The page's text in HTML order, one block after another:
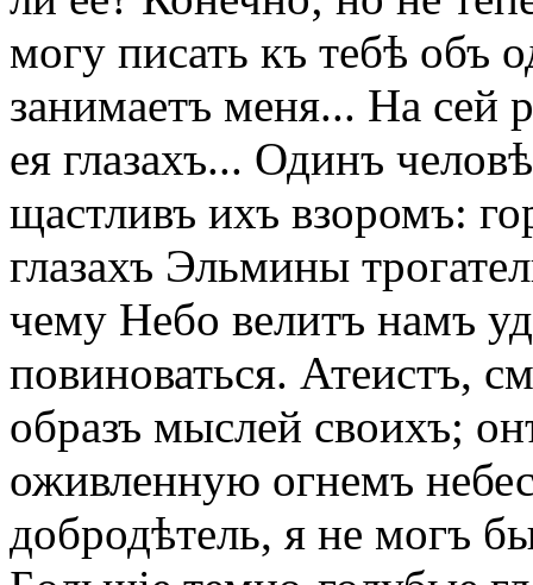
могу писать къ тебѣ объ
занимаетъ меня... На сей
ея глазахъ... Одинъ
щастливъ ихъ взоромъ:
глазахъ Эльмины
чему Небо велитъ намъ
повиноваться. Атеистъ,
образъ мыслей своихъ;
оживленную огнемъ
добродѣтель, я не могъ